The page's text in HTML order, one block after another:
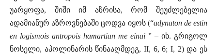
უარყოფა, შიში იმ აზრისა, რომ შეუძლებელია
ადამიანურ აზროვნებაში ცოდვა იყოს (“adynaton de estin
en logismois antropois hamartian me einai ” – იხ. გრიგოლ
ნოსელი, აპოლინარის წინააღმდეგ, II, 6, 6; I, 2) და ეს